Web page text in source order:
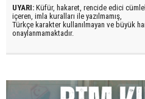
UYARI: Küfür, hakaret, rencide edici
içeren, imla kuralları ile yazılmamış,
Türkçe karakter kullanılmayan ve büyük
onaylanmamaktadır.